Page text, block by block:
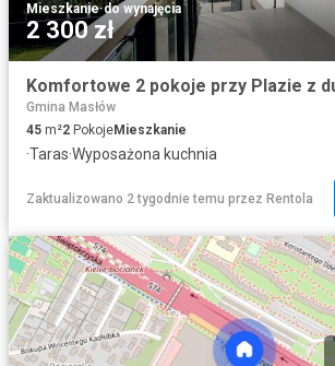
Mieszkanie·do wynajęcia
2 300 zł
Gmina Masłów
45 m²2 PokojeMieszkanie
·Taras·Wyposażona kuchnia
Zaktualizowano 2 tygodnie temu przez Rentola